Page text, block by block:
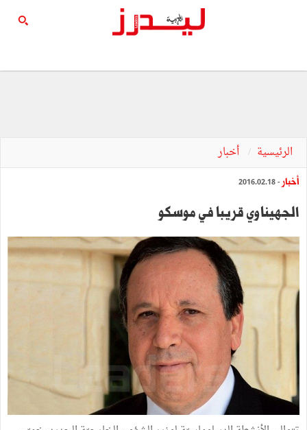
الرئيسية أخبار
أخبار - 2016.02.18
الجهيناوي قريبا في موسكو